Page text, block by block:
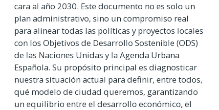
cara al año 2030. Este documento no es solo un
plan administrativo, sino un compromiso real
para alinear todas las políticas y proyectos locales
con los Objetivos de Desarrollo Sostenible (ODS)
de las Naciones Unidas y la Agenda Urbana
Española. Su propósito principal es diagnosticar
nuestra situación actual para definir, entre todos,
qué modelo de ciudad queremos, garantizando
un equilibrio entre el desarrollo económico, el